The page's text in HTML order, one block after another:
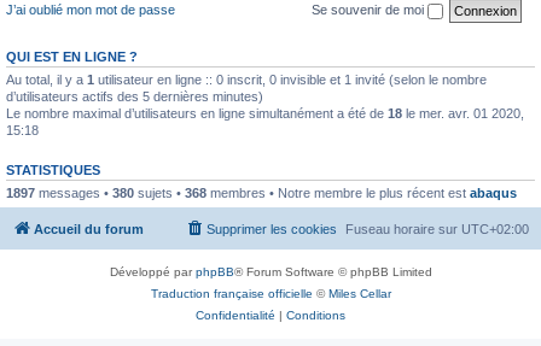
J’ai oublié mon mot de passe
Se souvenir de moi
QUI EST EN LIGNE ?
Au total, il y a 1 utilisateur en ligne :: 0 inscrit, 0 invisible et 1 invité (selon le nombre
d’utilisateurs actifs des 5 dernières minutes)
Le nombre maximal d’utilisateurs en ligne simultanément a été de 18 le mer. avr. 01 2020,
15:18
STATISTIQUES
1897 messages • 380 sujets • 368 membres • Notre membre le plus récent est abaqus
Accueil du forum Fuseau horaire sur UTC+02:00
Supprimer les cookies
Développé parphpBB® Forum Software © phpBB Limited
Traduction française officielle ©Miles Cellar
Confidentialité | Conditions